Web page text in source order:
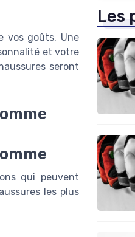
vos goûts. Une
et votre
seront
qui peuvent
les plus
Les